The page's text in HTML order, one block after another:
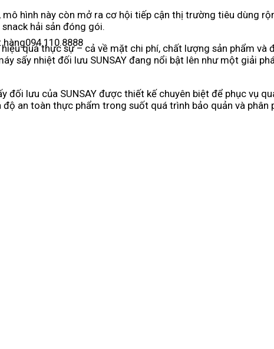
hàng094.110.8888
hình này còn mở ra cơ hội tiếp cận thị trường tiêu dùng
hải sản đóng gói.
quả thực sự – cả về mặt chi phí, chất lượng sản phẩm
sấy nhiệt đối lưu SUNSAY đang nổi bật lên như một giải
đối lưu của SUNSAY được thiết kế chuyên biệt để phục vụ
an toàn thực phẩm trong suốt quá trình bảo quản và phân